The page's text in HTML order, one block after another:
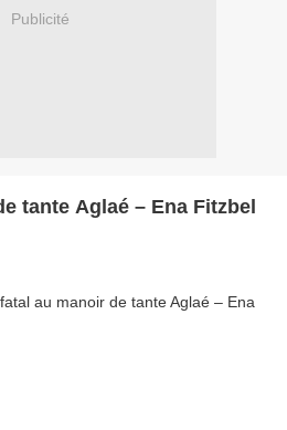
Publicité
tante Aglaé – Ena Fitzbel